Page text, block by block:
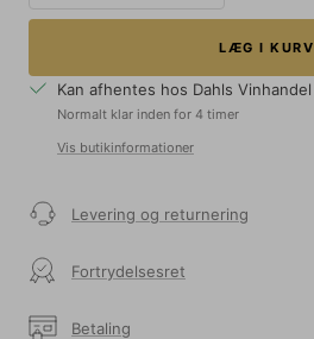
mængden
mængden
LÆG I KURV
Kan afhentes hos Dahls Vinhandel
Normalt klar inden for 4 timer
Vis butikinformationer
Levering og returnering
Fortrydelsesret
Betaling